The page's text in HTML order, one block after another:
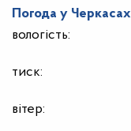
Погода у Черкасах
вологість:
тиск:
вітер: